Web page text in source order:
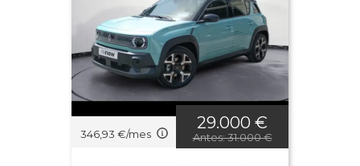
346,93 €/mes
29.000 €
Antes: 31.000 €